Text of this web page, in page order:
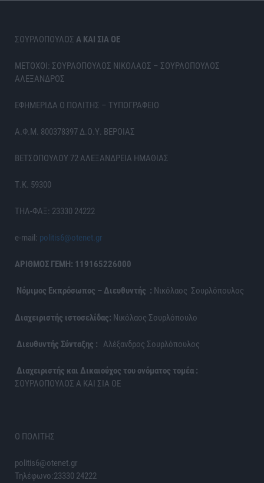
ΣΟΥΡΛΟΠΟΥΛΟΣ Α ΚΑΙ ΣΙΑ ΟΕ
ΜΕΤΟΧΟΙ: ΣΟΥΡΛΟΠΟΥΛΟΣ ΝΙΚΟΛΑΟΣ – ΣΟΥΡΛΟΠΟΥΛΟΣ
ΑΛΕΞΑΝΔΡΟΣ
ΕΦΗΜΕΡΙΔΑ Ο ΠΟΛΙΤΗΣ – ΤΥΠΟΓΡΑΦΕΙΟ
Α.Φ.Μ. 800378397 Δ.Ο.Υ. ΒΕΡΟΙΑΣ
ΒΕΤΣΟΠΟΥΛΟΥ 72 ΑΛΕΞΑΝΔΡΕΙΑ ΗΜΑΘΙΑΣ
Τ.Κ. 59300
ΤΗΛ-ΦΑΞ: 23330 24222
e-mail: politis6@otenet.gr
ΑΡΙΘΜΟΣ ΓΕΜΗ: 119165226000
Νόμιμος Εκπρόσωπος – Διευθυντής : Νικόλαος Σουρλόπουλος
Διαχειριστής ιστοσελίδας: Νικόλαος Σουρλόπουλο
Διευθυντής Σύνταξης : Αλέξανδρος Σουρλόπουλος
Διαχειριστής και Δικαιούχος του ονόματος τομέα :
ΣΟΥΡΛΟΠΟΥΛΟΣ Α ΚΑΙ ΣΙΑ ΟΕ
Ο ΠΟΛΙΤΗΣ
politis6@otenet.gr
Τηλέφωνο:23330 24222